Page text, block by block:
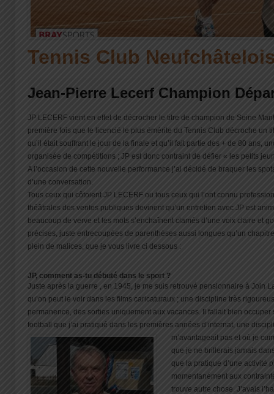
Tennis Club
Jean-Pierre Lecerf Champion
JP LECERF vient en effet de décrocher le titre de champion de Seine
première fois que le licencié le plus émérite du Tennis Club décroche un
qu’il était souffrant le jour de la finale et qu’il fait partie des + de 80 ans,
organisée de compétitions ; JP est donc contraint de défier « les petits
A l’occasion de cette nouvelle performance j’ai décidé de braquer les
d’une conversation.
Tous ceux qui côtoient JP LECERF ou tous ceux qui l’ont connu
théâtrales des ventes publiques devinent qu’un entretien avec JP est
beaucoup de verve et les mots s’enchaînent clamés d’une voix claire et
précises, juste entrecoupées de parenthèses aussi longues qu’un
plein de malices, que je vous livre ci dessous :
JP, comment as-tu débuté dans le sport ?
Juste après la guerre , en 1945, je me suis retrouvé pensionnaire à Join
qu’on peut le voir dans les films caricaturaux ; une discipline très
permanence, des sorties uniquement aux vacances. Il fallait bien occuper
football que j’ai pratiqué dans les premières années d’internat, une
m’avantageait pas et où je
que je ne brillerais jamais
que la pratique d’une activité
momentanément aux
trouve autre chose. J’avais